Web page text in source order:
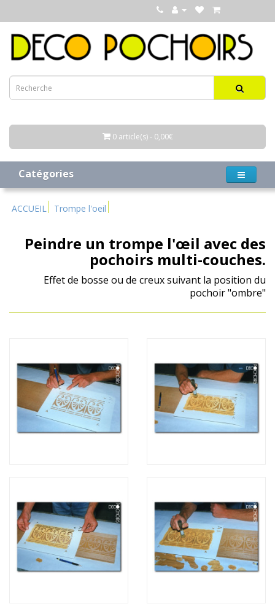
0 article(s) - 0,00€
Catégories
ACCUEIL Trompe l'oeil
Peindre un trompe l'œil avec des
pochoirs multi-couches.
Effet de bosse ou de creux suivant la position du
pochoir "ombre"